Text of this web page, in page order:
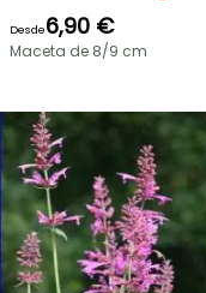
Desde6,90 €
Maceta de 8/9 cm